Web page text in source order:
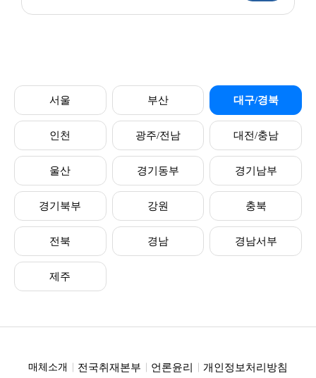
서울 부산 대구/경북
인천 광주/전남 대전/충남
울산 경기동부 경기남부
경기북부 강원 충북
전북 경남 경남서부
제주
매체소개 전국취재본부 언론윤리 개인정보처리방침